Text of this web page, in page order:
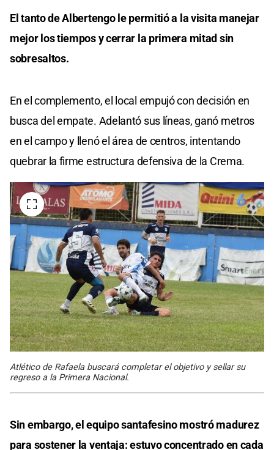
El tanto de Albertengo le permitió a la visita manejar
mejor los tiempos y cerrar la primera mitad sin
sobresaltos.
En el complemento, el local empujó con decisión en
busca del empate. Adelantó sus líneas, ganó metros
en el campo y llenó el área de centros, intentando
quebrar la firme estructura defensiva de la Crema.
Atlético de Rafaela buscará completar el objetivo y sellar su
regreso a la Primera Nacional.
Sin embargo, el equipo santafesino mostró madurez
para sostener la ventaja: estuvo concentrado en cada